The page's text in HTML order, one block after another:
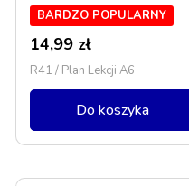
BARDZO POPULARNY
14,99 zł
R41 / Plan Lekcji A6
Do koszyka